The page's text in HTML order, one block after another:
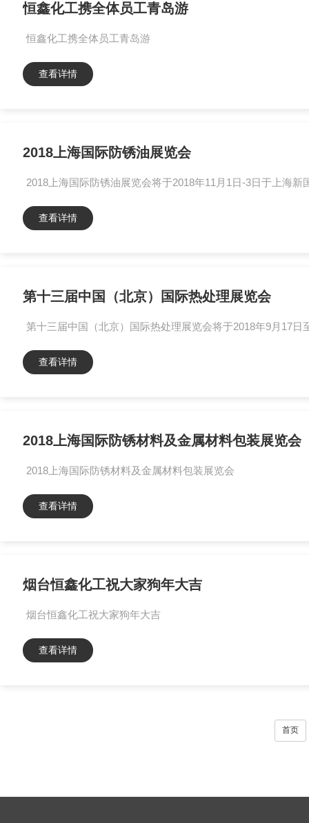
恒鑫化工携全体员工青岛游
恒鑫化工携全体员工青岛游
查看详情
2018上海国际防锈油展览会
2018上海国际防锈油展览会将于2018年11月1日-3日于上海新
查看详情
第十三届中国（北京）国际热处理展览会
第十三届中国（北京）国际热处理展览会将于2018年9月17
查看详情
2018上海国际防锈材料及金属材料包装展览会
2018上海国际防锈材料及金属材料包装展览会
查看详情
烟台恒鑫化工祝大家狗年大吉
烟台恒鑫化工祝大家狗年大吉
查看详情
首页